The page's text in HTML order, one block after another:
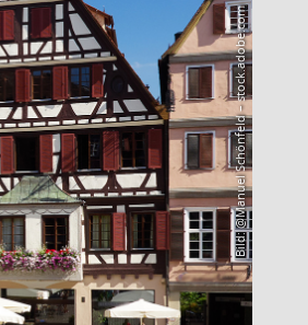
Bild: @Manuel Schönfeld – stock.adobe.com